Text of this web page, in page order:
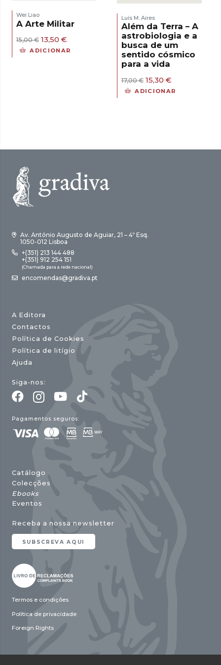
Wei Liao
A Arte Militar
15,00€ O
preço
13,50 €
preço
ADICIONAR
Luís M. Aires
Além da Terra – A
astrobiologia e a
busca de um
sentido cósmico
para a vida
17,00€ O
preço
original
15,30 €O
preço
atual
ADICIONAR
Av. António Augusto de Aguiar, 21 – 4º Esq.
1050-012 Lisboa
+(351) 213 144 488
+(351) 912 254 151
(Chamada para a rede nacional)
encomendas@gradiva.pt
A Editora
Contactos
Política de Cookies
Política de litígio
Ajuda
Siga-nos:
Pagamentos seguros:
Catálogo
Colecções
Ebooks
Eventos
Receba a nossa newsletter
SUBSCREVA AQUI
Termos e condições
Política de privacidade
Foreign Rights